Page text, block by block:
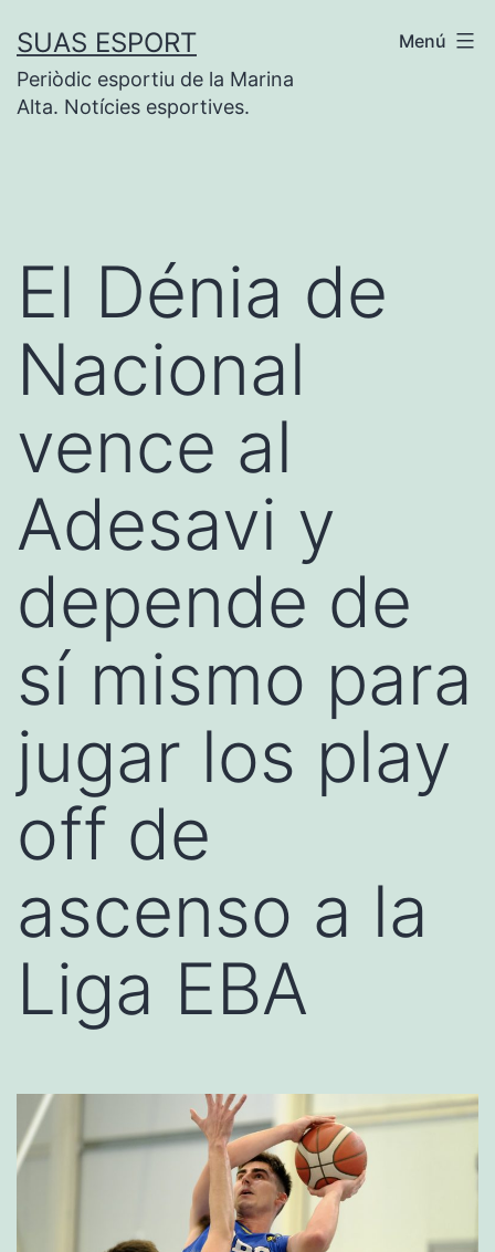
contenido
SUAS ESPORT
Periòdic esportiu de la Marina
Alta. Notícies esportives.
Menú
El Dénia de
Nacional
vence al
Adesavi y
depende de
sí mismo para
jugar los play
off de
ascenso a la
Liga EBA